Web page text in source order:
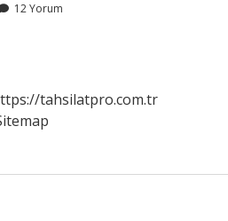
12 Yorum
tahsilatpro.com.tr